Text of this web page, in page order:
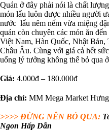
Quán ở đây phải nói là chất
món lẩu luôn được nhiều người
nước lẩu nêm nếm vừa miệng
quán còn chuyên các món ăn
Việt Nam, Hàn Quốc, Nhật
Châu Âu. Cùng với giá cả hết
uống lý tưởng không thể bỏ qua
Giá: 4.000đ – 180.000đ
Địa chỉ: MM Mega Market
>>>> ĐỪNG NÊN BỎ QUA:
Ngon Hấp Dẫn